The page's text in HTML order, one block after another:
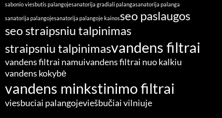
sabonio viesbutis palangojesanatorija gradiali palangasanatorija palanga
sanatorija palangojesanatorija palangoje kainosseo paslaugos
seo straipsniu talpinimas
straipsniu talpinimasvandens filtrai
vandens filtrai namuivandens filtrai nuo kalkiu
vandens kokybė
vandens minkstinimo filtrai
viesbuciai palangojeviešbučiai vilniuje